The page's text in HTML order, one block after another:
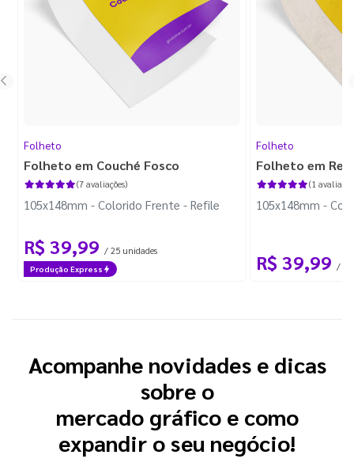
Folheto
Folheto em Couché Fosco
(7 avaliações)
105x148mm - Colorido Frente - Refile
R$ 39,99 / 25 unidades
Produção Express
Folheto
Folheto em
(1
105x148mm -
R$ 39,99 / 25
Acompanhe novidades e dicas
sobre o
mercado gráfico e como
expandir o seu negócio!